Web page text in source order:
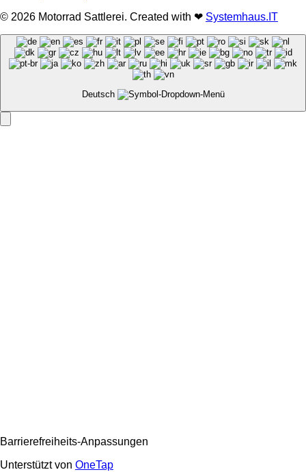
© 2026 Motorrad Sattlerei. Created with ❤ Systemhaus.IT
Deutsch
Barrierefreiheits-Anpassungen
Unterstützt von OneTap